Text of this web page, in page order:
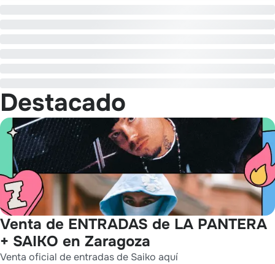
Destacado
Venta de ENTRADAS de LA PANTERA
+ SAIKO en Zaragoza
Venta oficial de entradas de Saiko aquí